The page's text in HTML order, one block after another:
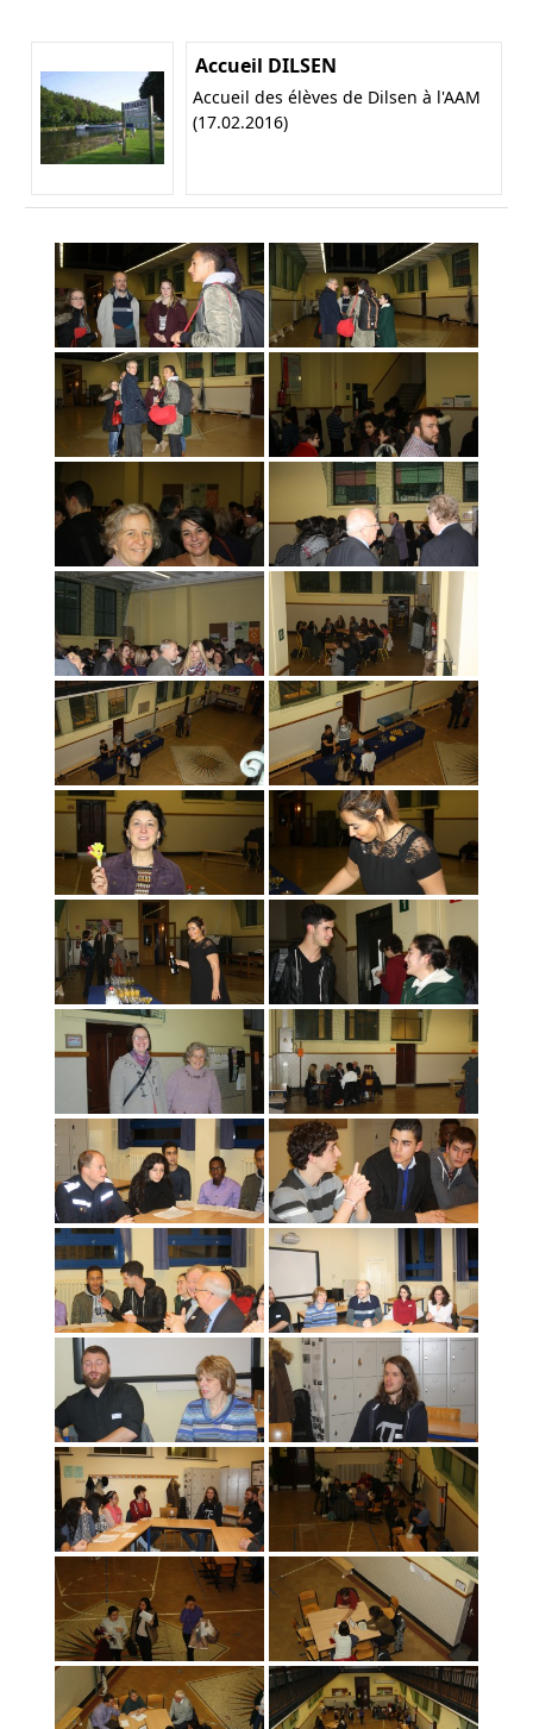
Accueil DILSEN
Accueil des élèves de Dilsen à l'AAM
(17.02.2016)